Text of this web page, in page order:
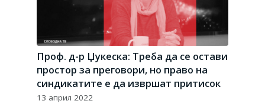
Проф. д-р Џукеска: Треба да се остави
простор за преговори, но право на
синдикатите е да извршат притисок
13 април 2022